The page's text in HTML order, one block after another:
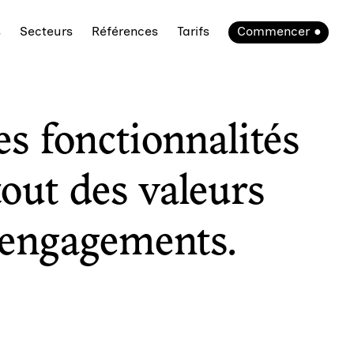
Secteurs Références Tarifs Commencer
fonctionnalités
des valeurs